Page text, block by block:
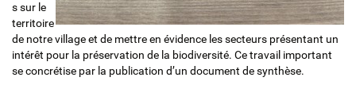
s sur le
territoire
de notre village et de mettre en évidence les secteurs présentant un
intérêt pour la préservation de la biodiversité. Ce travail important
se concrétise par la publication d’un document de synthèse.